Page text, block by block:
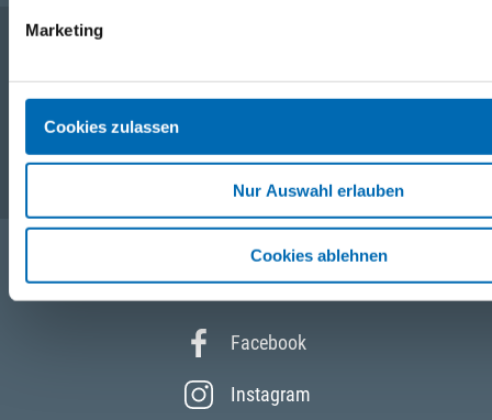
Marketing
Cookies zulassen
Nur Auswahl erlauben
Cookies ablehnen
Unternehmen
Service
Folgen Sie uns
Facebook
Instagram